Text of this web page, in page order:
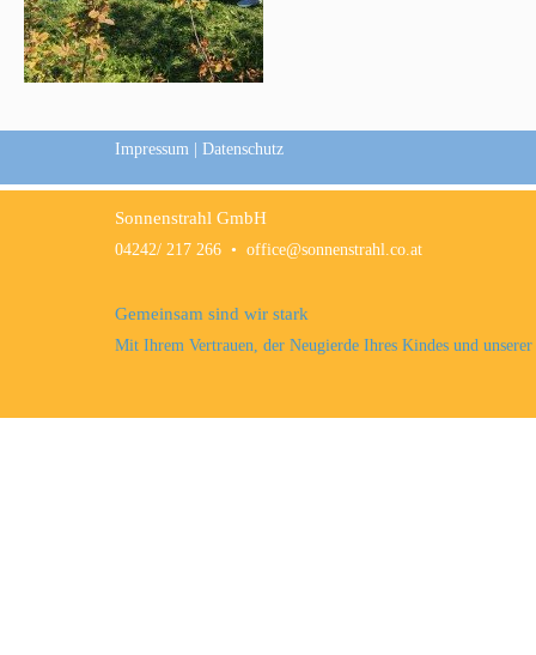
Impressum Datenschutz
Sonnenstrahl GmbH
04242/ 217 266 • office@sonnenstrahl.co.at
Gemeinsam sind wir stark
Mit Ihrem Vertrauen, der Neugierde Ihres Kindes und